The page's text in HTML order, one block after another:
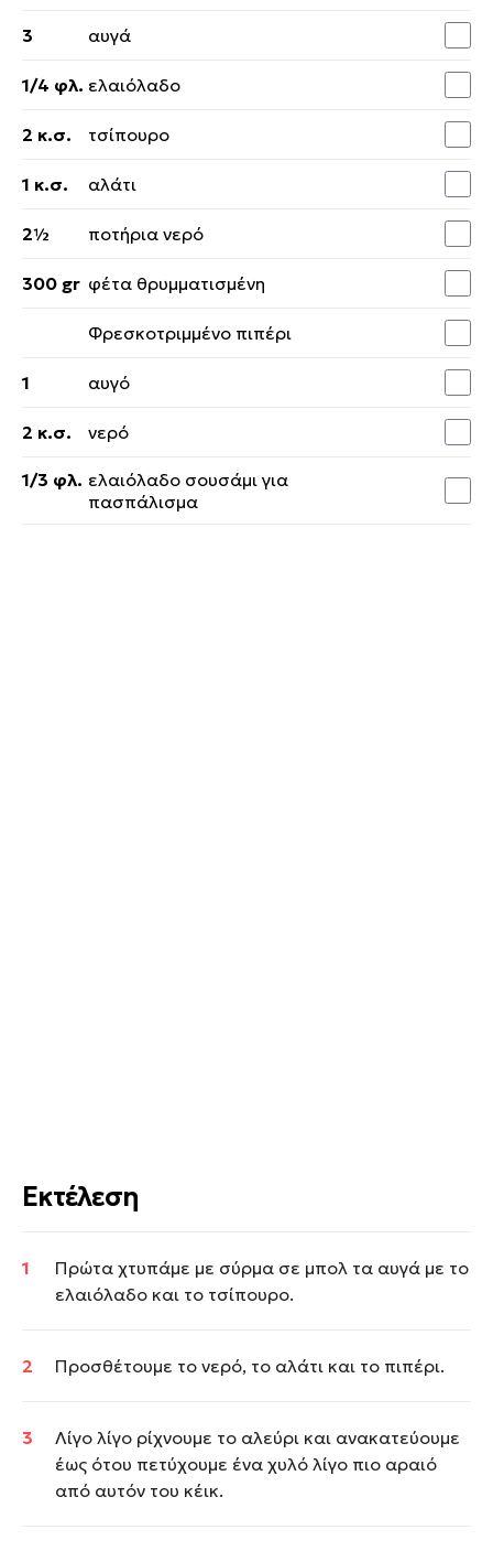
3 αυγά
1/4 φλ. ελαιόλαδο
2 κ.σ. τσίπουρο
1 κ.σ. αλάτι
2½ ποτήρια νερό
300 gr φέτα θρυμματισμένη
Φρεσκοτριμμένο πιπέρι
1 αυγό
2 κ.σ. νερό
1/3 φλ. ελαιόλαδο σουσάμι για
πασπάλισμα
Εκτέλεση
Πρώτα χτυπάμε με σύρμα σε μπολ τα αυγά με το
ελαιόλαδο και το τσίπουρο.
Προσθέτουμε το νερό, το αλάτι και το πιπέρι.
Λίγο λίγο ρίχνουμε το αλεύρι και ανακατεύουμε
έως ότου πετύχουμε ένα χυλό λίγο πιο αραιό
από αυτόν του κέικ.